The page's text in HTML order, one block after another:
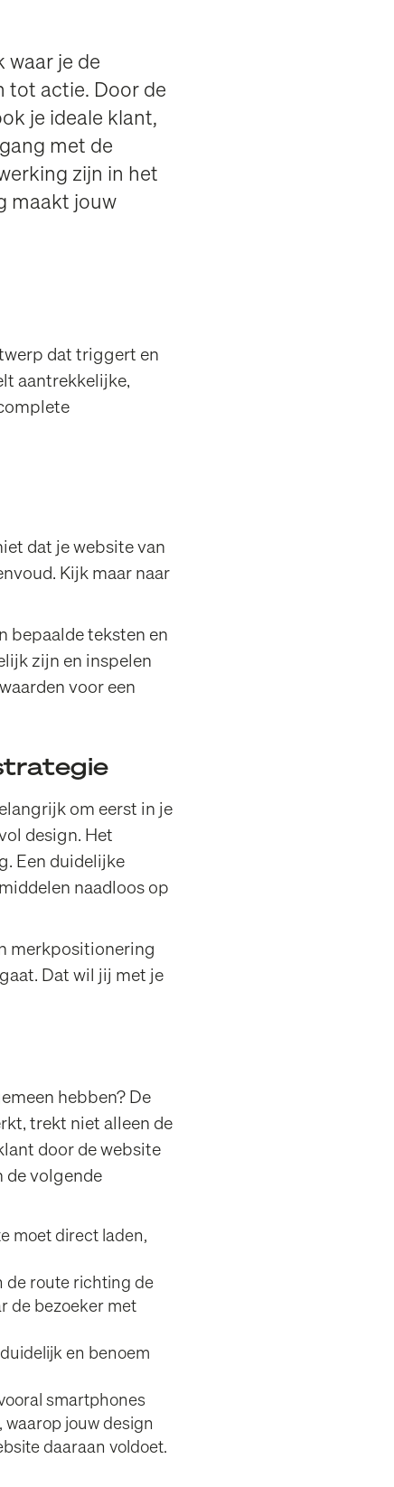
waar je de
tot actie. Door de
je ideale klant,
met de
zijn in het
maakt jouw
dat triggert en
aantrekkelijke,
dat je website van
Kijk maar naar
bepaalde teksten en
zijn en inspelen
voor een
om eerst in je
design. Het
. Een duidelijke
naadloos op
merkpositionering
Dat wil jij met je
hebben? De
trekt niet alleen de
door de website
de volgende
moet direct laden,
de route richting de
de bezoeker met
en benoem
smartphones
jouw design
daaraan voldoet.